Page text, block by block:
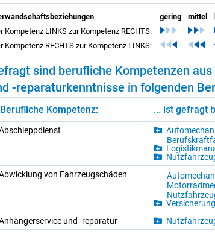
gering mittel
Kompetenz LINKS zur Kompetenz RECHTS:
Kompetenz RECHTS zur Kompetenz LINKS:
sind be­ruf­li­che Kom­pe­ten­zen
-re­pa­ra­tur­kennt­nis­se in fol­gen­den
Berufliche Kompetenz: ... ist gefragt
von Fahr­zeug­schä­den
und -re­pa­ra­tur